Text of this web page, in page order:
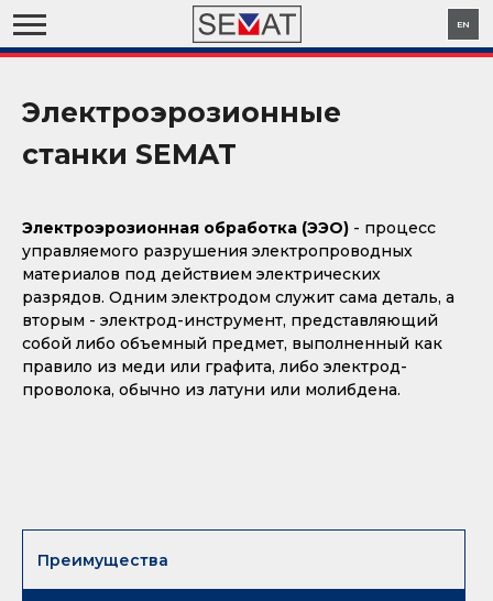
EN
СТАНКИ
Ультразвуковые установки
Электрохимические станки
Партнеры
УСЛУГИ
Металлообработка
РОССИЙСКИЕ СТАНКИ
Электроэрозионные
станки SEMAT
Электроэрозионная обработка (ЭЭО) - процесс
управляемого разрушения электропроводных
материалов под действием электрических
разрядов. Одним электродом служит сама деталь, а
вторым - электрод-инструмент, представляющий
собой либо объемный предмет, выполненный как
правило из меди или графита, либо электрод-
проволока, обычно из латуни или молибдена.
Преимущества